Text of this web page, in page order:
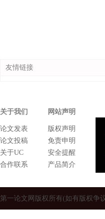
友情链接
网站声明
版权声明
免责申明
安全提醒
产品简介
关于我们
论文发表
论文投稿
关于UC
合作联系
第一论文网版权所有(如有版权争